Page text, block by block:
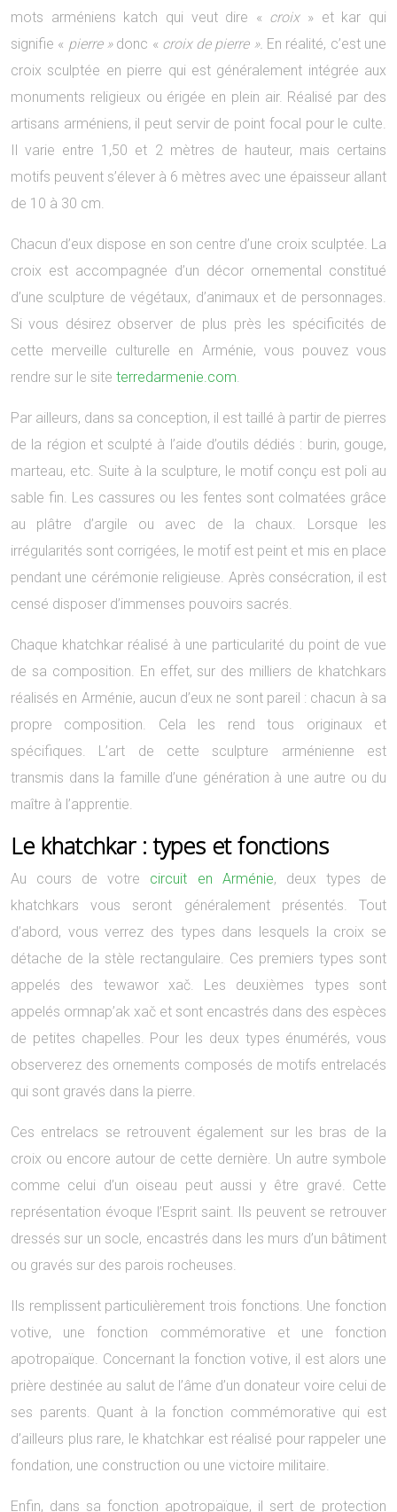
mots arméniens katch qui veut dire « croix» et kar qui
signifie « pierre »donc « croix de pierre ». En réalité, c’est une
croix sculptée en pierre qui est généralement intégrée aux
monuments religieux ou érigée en plein air. Réalisé par des
artisans arméniens, il peut servir de point focal pour le culte.
Il varie entre 1,50 et 2 mètres de hauteur, mais certains
motifs peuvent s’élever à 6 mètres avec une épaisseur allant
de 10 à 30 cm.
Chacun d’eux dispose en son centre d’une croix sculptée. La
croix est accompagnée d’un décor ornemental constitué
d’une sculpture de végétaux, d’animaux et de personnages.
Si vous désirez observer de plus près les spécificités de
cette merveille culturelle en Arménie, vous pouvez vous
rendre sur le site terredarmenie.com.
Par ailleurs, dans sa conception, il est taillé à partir de pierres
de la région et sculpté à l’aide d’outils dédiés : burin, gouge,
marteau, etc. Suite à la sculpture, le motif conçu est poli au
sable fin. Les cassures ou les fentes sont colmatées grâce
au plâtre d’argile ou avec de la chaux. Lorsque les
irrégularités sont corrigées, le motif est peint et mis en place
pendant une cérémonie religieuse. Après consécration, il est
censé disposer d’immenses pouvoirs sacrés.
Chaque khatchkar réalisé à une particularité du point de vue
de sa composition. En effet, sur des milliers de khatchkars
réalisés en Arménie, aucun d’eux ne sont pareil : chacun à sa
propre composition. Cela les rend tous originaux et
spécifiques. L’art de cette sculpture arménienne est
transmis dans la famille d’une génération à une autre ou du
maître à l’apprentie.
Le khatchkar : types et fonctions
Au cours de votre circuit en Arménie, deux types de
khatchkars vous seront généralement présentés. Tout
d’abord, vous verrez des types dans lesquels la croix se
détache de la stèle rectangulaire. Ces premiers types sont
appelés des tewawor xač. Les deuxièmes types sont
appelés ormnap’ak xač et sont encastrés dans des espèces
de petites chapelles. Pour les deux types énumérés, vous
observerez des ornements composés de motifs entrelacés
qui sont gravés dans la pierre.
Ces entrelacs se retrouvent également sur les bras de la
croix ou encore autour de cette dernière. Un autre symbole
comme celui d’un oiseau peut aussi y être gravé. Cette
représentation évoque l’Esprit saint. Ils peuvent se retrouver
dressés sur un socle, encastrés dans les murs d’un bâtiment
ou gravés sur des parois rocheuses.
Ils remplissent particulièrement trois fonctions. Une fonction
votive, une fonction commémorative et une fonction
apotropaïque. Concernant la fonction votive, il est alors une
prière destinée au salut de l’âme d’un donateur voire celui de
ses parents. Quant à la fonction commémorative qui est
d’ailleurs plus rare, le khatchkar est réalisé pour rappeler une
fondation, une construction ou une victoire militaire.
Enfin, dans sa fonction apotropaïque, il sert de protection